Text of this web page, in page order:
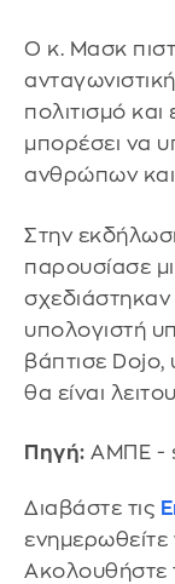
Ο κ. Μασκ
πολιτισμό
μπορέσει να
ανθρώπων και
Στην
παρουσίασε
σχεδιάστηκαν
υπολογιστή
βάπτισε
θα είναι
Πηγή: ΑΜΠΕ -
Διαβάστε τις
Ακολουθήστε